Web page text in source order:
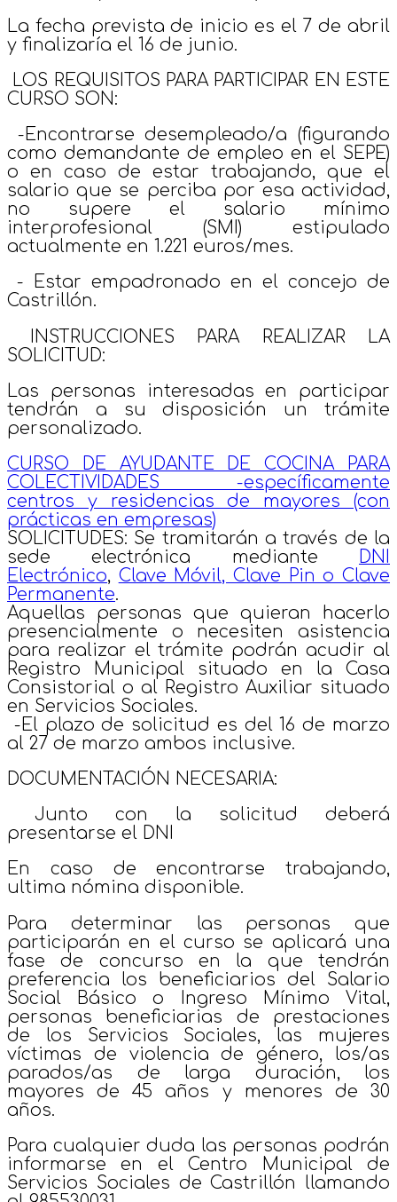
La fecha prevista de inicio es el 7 de abril
y finalizaría el 16 de junio.
LOS REQUISITOS PARA PARTICIPAR EN ESTE
CURSO SON:
-Encontrarse desempleado/a (figurando
como demandante de empleo en el SEPE)
o en caso de estar trabajando, que el
salario que se perciba por esa actividad,
no supere el salario mínimo
interprofesional (SMI) estipulado
actualmente en 1.221 euros/mes.
- Estar empadronado en el concejo de
Castrillón.
INSTRUCCIONES PARA REALIZAR LA
SOLICITUD:
Las personas interesadas en participar
tendrán a su disposición un trámite
personalizado.
CURSO DE AYUDANTE DE COCINA PARA
COLECTIVIDADES -específicamente
centros y residencias de mayores (con
prácticas en empresas)
SOLICITUDES: Se tramitarán a través de la
sede electrónica mediante
DNI
Electrónico, Clave Móvil, Clave Pin o Clave
Permanente.
Aquellas personas que quieran hacerlo
presencialmente o necesiten asistencia
para realizar el trámite podrán acudir al
Registro Municipal situado en la Casa
Consistorial o al Registro Auxiliar situado
en Servicios Sociales.
-El plazo de solicitud es del 16 de marzo
al 27 de marzo ambos inclusive.
DOCUMENTACIÓN NECESARIA:
Junto con la solicitud deberá
presentarse el DNI
En caso de encontrarse trabajando,
ultima nómina disponible.
Para determinar las personas que
participarán en el curso se aplicará una
fase de concurso en la que tendrán
preferencia los beneficiarios del Salario
Social Básico o Ingreso Mínimo Vital,
personas beneficiarias de prestaciones
de los Servicios Sociales, las mujeres
víctimas de violencia de género, los/as
parados/as de larga duración, los
mayores de 45 años y menores de 30
años.
Para cualquier duda las personas podrán
informarse en el Centro Municipal de
Servicios Sociales de Castrillón llamando